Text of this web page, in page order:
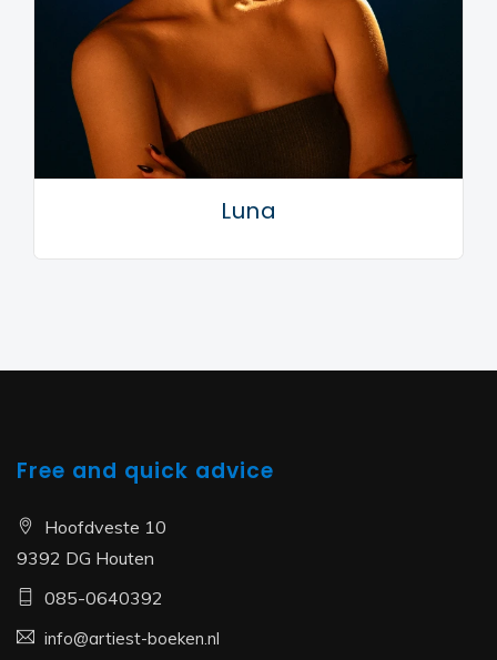
Luna
Free and quick advice
Hoofdveste 10
9392 DG Houten
085-0640392
info@artiest-boeken.nl